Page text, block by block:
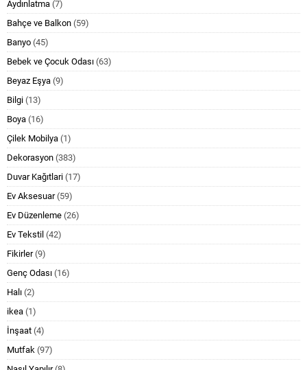
Aydınlatma (7)
Bahçe ve Balkon (59)
Banyo (45)
Bebek ve Çocuk Odası (63)
Beyaz Eşya (9)
Bilgi (13)
Boya (16)
Çilek Mobilya (1)
Dekorasyon (383)
Duvar Kağıtlari (17)
Ev Aksesuar(59)
Ev Düzenleme (26)
Ev Tekstil (42)
Fikirler(9)
Genç Odası (16)
Halı (2)
ikea (1)
İnşaat (4)
Mutfak (97)